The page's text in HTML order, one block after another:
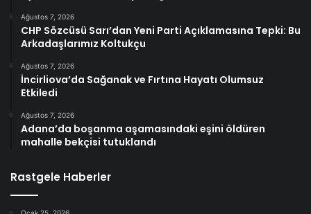
Ağustos 7, 2026
CHP Sözcüsü Sarı’dan Yeni Parti Açıklamasına Tepki: Bu
Arkadaşlarımız Koltukçu
Ağustos 7, 2026
İncirliova’da Sağanak ve Fırtına Hayatı Olumsuz
Etkiledi
Ağustos 7, 2026
Adana’da boşanma aşamasındaki eşini öldüren
mahalle bekçisi tutuklandı
Rastgele Haberler